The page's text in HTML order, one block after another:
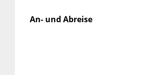
An- und Abreise